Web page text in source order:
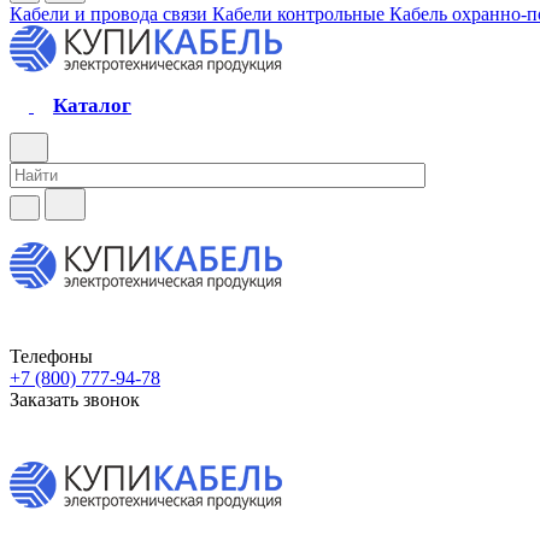
Кабели и провода связи Кабели контрольные Кабель охранно-
Каталог
Телефоны
+7 (800) 777-94-78
Заказать звонок